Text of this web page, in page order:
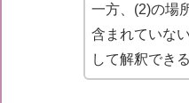
一方、(2)の場
含まれていな
して解釈でき